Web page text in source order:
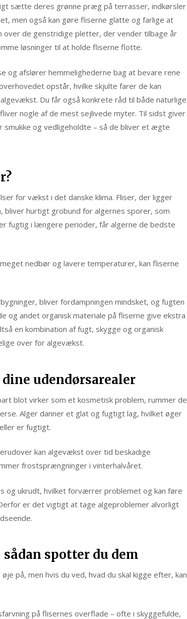
sætte deres grønne præg på terrasser, indkørsler
men også kan gøre fliserne glatte og farlige at
de genstridige pletter, der vender tilbage år
løsninger til at holde fliserne flotte.
og afslører hemmelighederne bag at bevare rene
opstår, hvilke skjulte farer de kan
Du får også konkrete råd til både naturlige
nogle af de mest sejlivede myter. Til sidst giver
smukke og vedligeholdte – så de bliver et ægte
for vækst i det danske klima. Fliser, der ligger
hurtigt grobund for algernes sporer, som
fugtig i længere perioder, får algerne de bedste
nedbør og lavere temperaturer, kan fliserne
bliver fordampningen mindsket, og fugten
og andet organisk materiale på fliserne give ekstra
en kombination af fugt, skygge og organisk
over for algevækst.
udendørsarealer
blot virker som et kosmetisk problem, rummer de
Alger danner et glat og fugtigt lag, hvilket øger
er fugtigt.
kan algevækst over tid beskadige
frostsprængninger i vinterhalvåret.
og ukrudt, hvilket forværrer problemet og kan føre
er det vigtigt at tage algeproblemer alvorligt
spotter du dem
på, men hvis du ved, hvad du skal kigge efter, kan
på flisernes overflade – ofte i skyggefulde,